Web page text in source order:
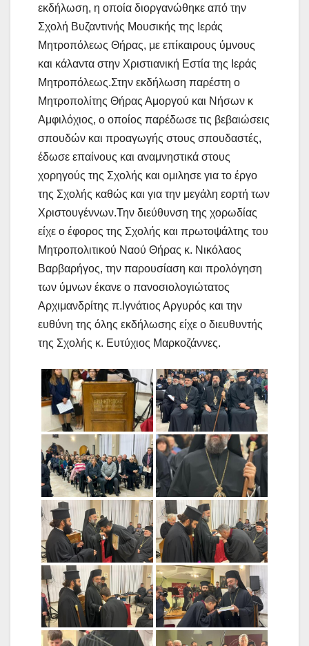
εκδήλωση, η οποία διοργανώθηκε από την
Σχολή Βυζαντινής Μουσικής της Ιεράς
Μητροπόλεως Θήρας, με επίκαιρους ύμνους
και κάλαντα στην Χριστιανική Εστία της Ιεράς
Μητροπόλεως.Στην εκδήλωση παρέστη ο
Μητροπολίτης Θήρας Αμοργού και Νήσων κ
Αμφιλόχιος, ο οποίος παρέδωσε τις βεβαιώσεις
σπουδών και προαγωγής στους σπουδαστές,
έδωσε επαίνους και αναμνηστικά στους
χορηγούς της Σχολής και ομιλησε για το έργο
της Σχολής καθώς και για την μεγάλη εορτή των
Χριστουγέννων.Την διεύθυνση της χορωδίας
είχε ο έφορος της Σχολής και πρωτοψάλτης του
Μητροπολιτικού Ναού Θήρας κ. Νικόλαος
Βαρβαρήγος, την παρουσίαση και προλόγηση
των ύμνων έκανε ο πανοσιολογιώτατος
Αρχιμανδρίτης π.Ιγνάτιος Αργυρός και την
ευθύνη της όλης εκδήλωσης είχε ο διευθυντής
της Σχολής κ. Ευτύχιος Μαρκοζάννες.